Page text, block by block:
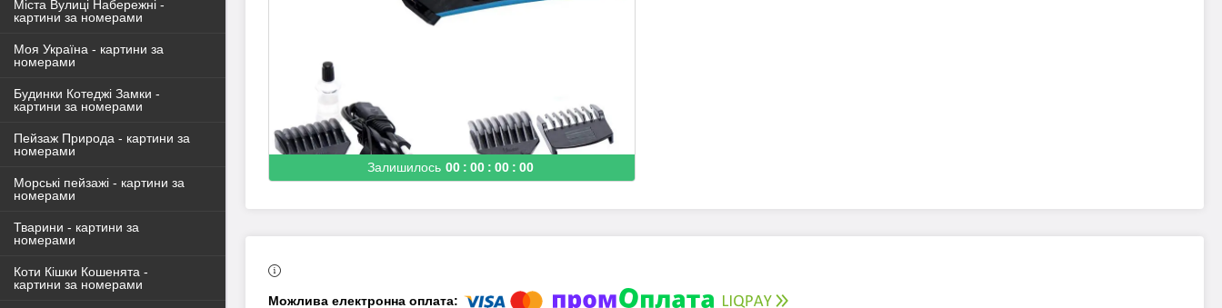
Залишилось 00 00 00 00
Міста Вулиці Набережні -
картини за номерами
Моя Україна - картини за
номерами
Будинки Котеджі Замки -
картини за номерами
Пейзаж Природа - картини за
номерами
Морські пейзажі - картини за
номерами
Тварини - картини за
номерами
Коти Кішки Кошенята -
картини за номерами